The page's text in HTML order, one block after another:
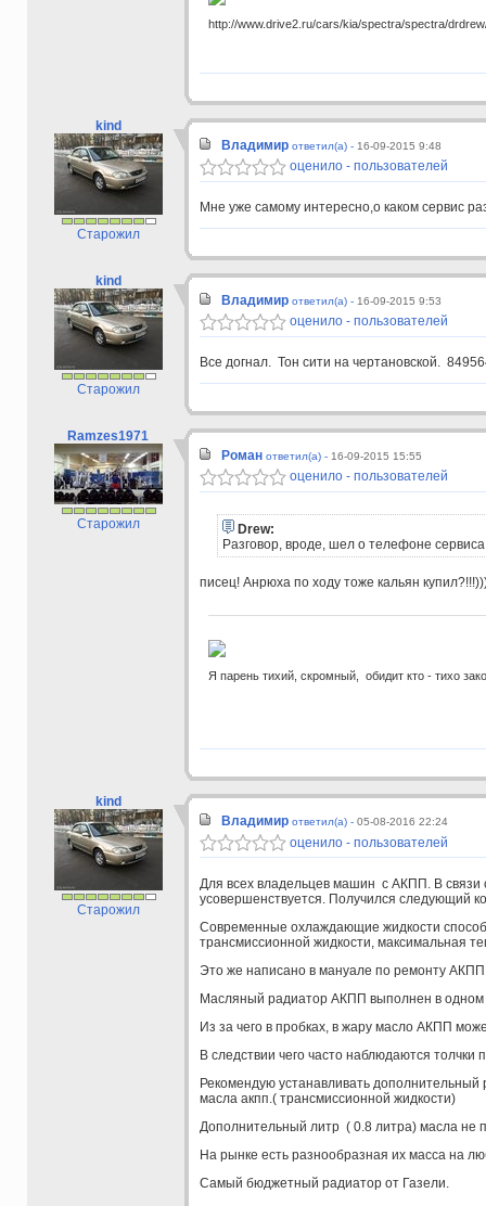
http://www.drive2.ru/cars/kia/spectra/spectra/
kind
Старожил
Владимир ответил(а) - 16-09-2015 9:48
оценило - пользователей
Мне уже самому интересно,о каком сервис
kind
Старожил
Владимир ответил(а) - 16-09-2015 9:53
оценило - пользователей
Все догнал. Тон сити на чертановской.
Ramzes1971
Старожил
Роман ответил(а) - 16-09-2015 15:55
оценило - пользователей
Drew:
Разговор, вроде, шел о телефоне
писец! Анрюха по ходу тоже кальян
Я парень тихий, скромный, обидит кто - тихо
kind
Старожил
Владимир ответил(а) - 05-08-2016 22:24
оценило - пользователей
Для всех владельцев машин с АКПП. В связи
усовершенствуется. Получился следующий
Современные охлаждающие жидкости
трансмиссионной жидкости, максимальная
Это же написано в мануале по ремонту
Масляный радиатор АКПП выполнен в
Из за чего в пробках, в жару масло АКПП
В следствии чего часто наблюдаются толчки
Рекомендую устанавливать
масла акпп.( трансмиссионной жидкости)
Дополнительный литр ( 0.8 литра) масла не
На рынке есть разнообразная их масса на
Самый бюджетный радиатор от Газели.